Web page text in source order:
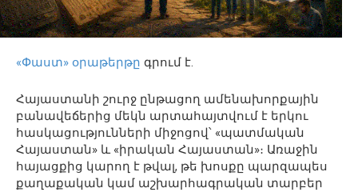
«Փաստ» օրաթերթը գրում է.
Հայաստանի շուրջ ընթացող ամենախորքային
բանավեճերից մեկն արտահայտվում է երկու
հասկացությունների միջոցով՝ «պատմական
Հայաստան» և «իրական Հայաստան»։ Առաջին
հայացքից կարող է թվալ, թե խոսքը պարզապես
քաղաքական կամ աշխարհագրական տարբեր